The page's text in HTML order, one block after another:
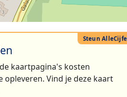
kaartpagina's kosten
opleveren. Vind je deze kaart